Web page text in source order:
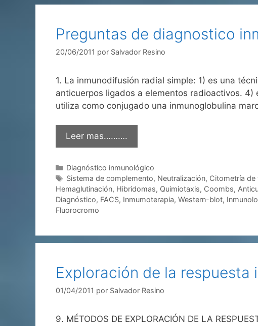
Preguntas de diagnostico
20/06/2011 por Salvador Resino
1. La inmunodifusión radial simple: 1) es una
anticuerpos ligados a elementos radioactivos.
utiliza como conjugado una inmunoglobulina
Leer mas……….
Categorías
Diagnóstico inmunológico
Etiquetas
Sistema de complemento, Neutralización, Citometría de
Hemaglutinación, Hibridomas, Quimiotaxis, Coombs,
Diagnóstico, FACS, Inmumoterapia, Western-blot,
Fluorocromo
Exploración de la respuesta
01/04/2011 por Salvador Resino
9. MÉTODOS DE EXPLORACIÓN DE LA